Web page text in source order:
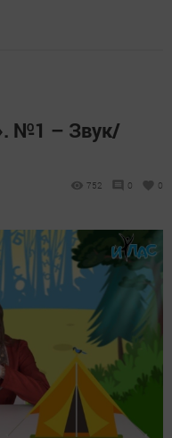
№1 – Звук/
752 0 0